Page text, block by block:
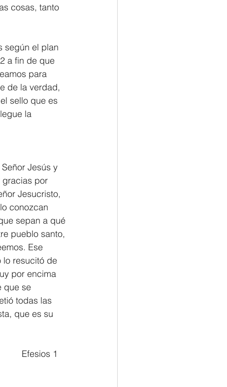
cosas, tanto
según el plan
a fin de que
para
de la verdad,
sello que es
la
Jesús y
gracias por
Jesucristo,
conozcan
sepan a qué
pueblo santo,
Ese
lo resucitó de
por encima
que se
todas las
que es su
															         Efesios 1